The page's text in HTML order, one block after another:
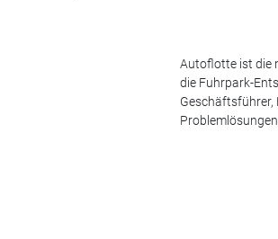
Autoflotte ist die
die Fuhrpark-
Geschäftsführer,